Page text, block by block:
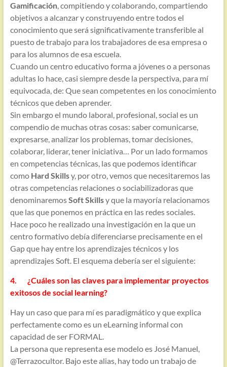
Gamificación, compitiendo y colaborando, compartiendo
objetivos a alcanzar y construyendo entre todos el
conocimiento que será significativamente transferible al
puesto de trabajo para los trabajadores de esa empresa o
para los alumnos de esa escuela.
Cuando un centro educativo forma a jóvenes o a personas
adultas lo hace, casi siempre desde la perspectiva, para mí
equivocada, de: Que sean competentes en los conocimiento
técnicos que deben aprender.
Sin embargo el mundo laboral, profesional, social es un
compendio de muchas otras cosas: saber comunicarse,
expresarse, analizar los problemas, tomar decisiones,
colaborar, liderar, tener iniciativa… Por un lado formamos
en competencias técnicas, las que podemos identificar
como Hard Skillsy, por otro, vemos que necesitaremos las
otras competencias relaciones o sociabilizadoras que
denominaremosSoft Skillsy que la mayoría relacionamos
que las que ponemos en práctica en las redes sociales.
Hace poco he realizado una investigación en la que un
centro formativo debía diferenciarse precisamente en el
Gap que hay entre los aprendizajes técnicos y los
aprendizajes Soft. El esquema debería ser el siguiente:
4. ¿Cuáles son las claves para implementar proyectos
exitosos de social learning?
Hay un caso que para mí es paradigmático y que explica
perfectamente como es un eLearning informal con
capacidad de ser FORMAL.
La persona que representa ese modelo es José Manuel,
@Terrazocultor. Bajo este alias, hay todo un trabajo de